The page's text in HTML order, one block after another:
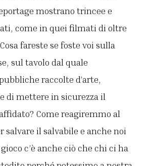
mostrano trincee e
come in quei filmati di oltre
fareste se foste voi sulla
sul tavolo dal quale
raccolte d’arte,
di mettere in sicurezza il
Come reagiremmo al
salvare il salvabile e anche noi
c’è anche ciò che chi ci ha